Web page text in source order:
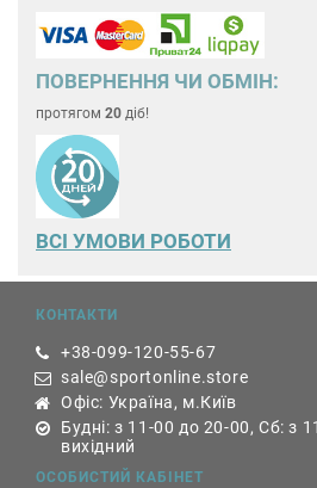
ПОВЕРНЕННЯ ЧИ ОБМІН:
протягом 20 діб!
ВСІ УМОВИ РОБОТИ
КОНТАКТИ
+38-099-120-55-67
sale@sportonline.store
Офіс: Україна, м.Київ
Будні: з 11-00 до 20-00, Сб: з
вихідний
ОСОБИСТИЙ КАБІНЕТ